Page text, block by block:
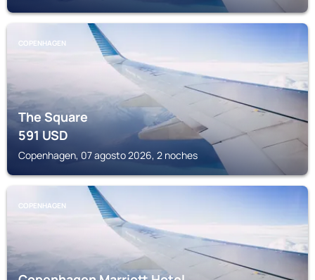
COPENHAGEN
The Square
591USD
Copenhagen, 07 agosto 2026, 2 noches
COPENHAGEN